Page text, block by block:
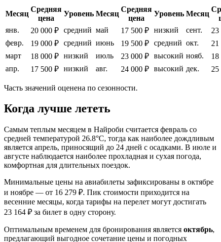
Месяц
Средняя
цена
Уровень Месяц
Средняя
цена
Уровень Месяц
янв.
20 000 ₽ средний май 17 500 ₽ низкий сент.
23
февр.
19 000 ₽ средний июнь 19 500 ₽ средний окт.
21
март
18 000 ₽ низкий июль 23 000 ₽ высокий нояб.
18
апр.
17 500 ₽ низкий авг. 24 000 ₽ высокий дек. 25
Часть значений оценена по сезонности.
Когда лучше лететь
Самым теплым месяцем в Найроби считается февраль со
средней температурой 26.8°C, тогда как наиболее дождливым
является апрель, приносящий до 24 дней с осадками. В июле и
августе наблюдается наиболее прохладная и сухая погода,
комфортная для длительных поездок.
Минимальные цены на авиабилеты зафиксированы в октябре
и ноябре — от 16 279 ₽. Пик стоимости приходится на
весенние месяцы, когда тарифы на перелет могут достигать
23 164 ₽ за билет в одну сторону.
Оптимальным временем для бронирования является октябрь,
предлагающий выгодное сочетание цены и погодных